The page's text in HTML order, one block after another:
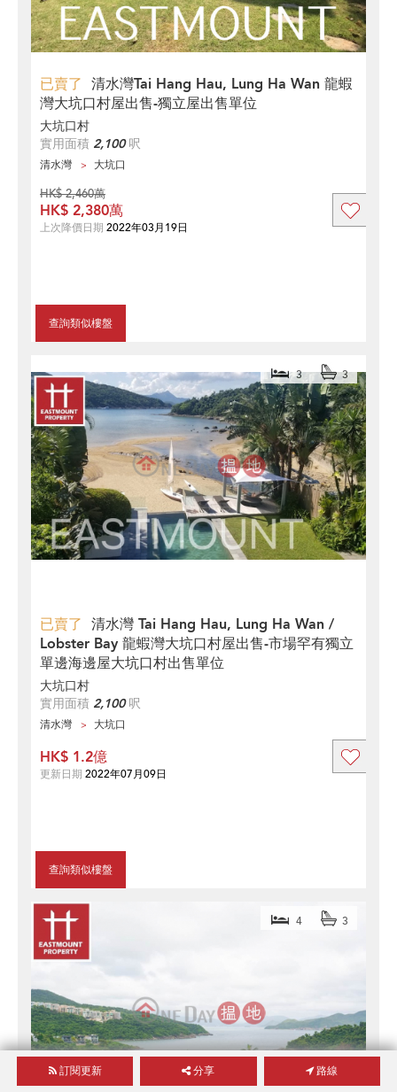
已賣了 清水灣Tai Hang Hau, Lung Ha Wan 龍蝦
灣大坑口村屋出售-獨立屋出售單位
大坑口村
實用面積 2,100呎
清水灣 大坑口
查詢類似樓盤
HK$ 2,460萬
HK$ 2,380萬
上次降價日期 2022年03月19日
已賣了 清水灣 Tai Hang Hau, Lung Ha Wan /
Lobster Bay 龍蝦灣大坑口村屋出售-市場罕有獨立
單邊海邊屋大坑口村出售單位
3 3
大坑口村
實用面積 2,100呎
清水灣 大坑口
查詢類似樓盤
HK$ 1.2億
更新日期 2022年07月09日
4 3
訂閱更新 分享 路線